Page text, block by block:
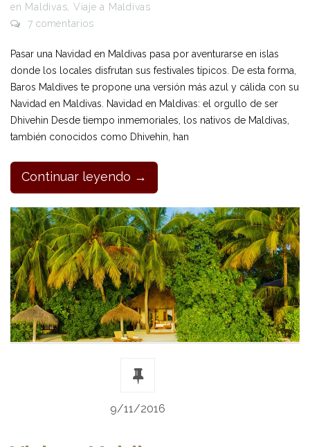
en Maldivas Viaje a Maldivas
7 comentarios
Pasar una Navidad en Maldivas pasa por aventurarse en islas
donde los locales disfrutan sus festivales típicos. De esta forma,
Baros Maldives te propone una versión más azul y cálida con su
Navidad en Maldivas. Navidad en Maldivas: el orgullo de ser
Dhivehin Desde tiempo inmemoriales, los nativos de Maldivas,
también conocidos como Dhivehin, han
Continuar leyendo →
9/11/2016